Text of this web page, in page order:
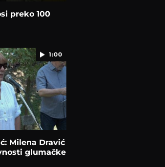
preko 100
1:00
Milena Dravić
glumačke